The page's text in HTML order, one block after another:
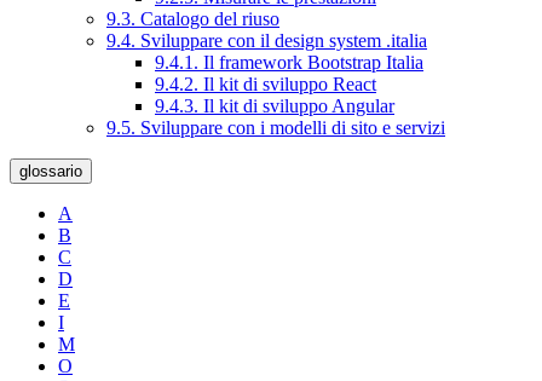
9.3. Catalogo del riuso
9.4. Sviluppare con il design system .italia
9.4.1. Il framework Bootstrap Italia
9.4.2. Il kit di sviluppo React
9.4.3. Il kit di sviluppo Angular
9.5. Sviluppare con i modelli di sito e servizi
glossario
A
B
C
D
E
I
M
O